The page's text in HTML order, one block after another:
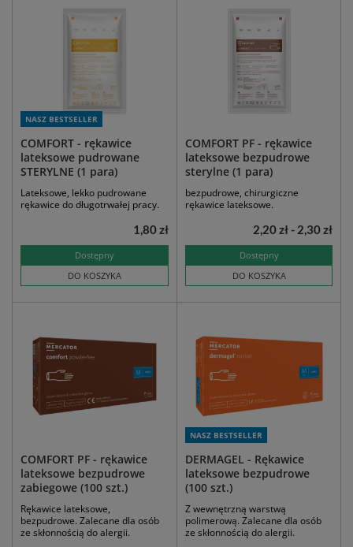
NASZ BESTSELLER
COMFORT - rękawice
lateksowe pudrowane
STERYLNE (1 para)
Lateksowe, lekko pudrowane
rękawice do długotrwałej pracy.
Dostępny
DO KOSZYKA
1,80 zł
COMFORT PF - rękawice
lateksowe bezpudrowe
sterylne (1 para)
bezpudrowe, chirurgiczne
rękawice lateksowe.
Dostępny
DO KOSZYKA
2,20 zł - 2,30 zł
COMFORT PF - rękawice
lateksowe bezpudrowe
zabiegowe (100 szt.)
Rękawice lateksowe,
bezpudrowe. Zalecane dla osób
ze skłonnością do alergii.
NASZ BESTSELLER
DERMAGEL - Rękawice
lateksowe bezpudrowe
(100 szt.)
Z wewnętrzną warstwą
polimerową. Zalecane dla osób
ze skłonnością do alergii.